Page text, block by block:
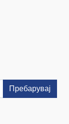
Пребарувај